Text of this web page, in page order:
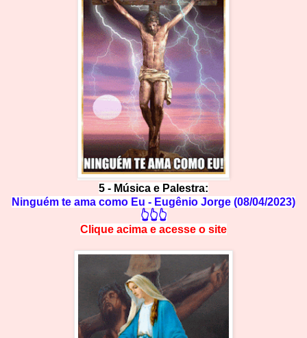
5 - Música e Palestra:
Ninguém te ama como Eu - Eugênio Jorge (08/04/2023)
👆👆👆
Clique acima e acesse o site